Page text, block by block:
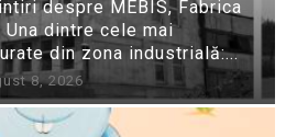
despre MEBIS, Fabrica
dintre cele mai
din zona industrială:...
8, 2026